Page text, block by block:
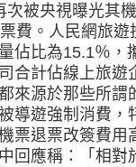
次被央視曝光其
費。人民網旅
佔比為15.1％，
合計佔線上旅
來源於那些所謂
導遊強制消費
票退票改簽費用
回應稱：「相